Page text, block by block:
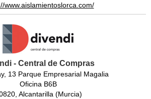
www.aislamientoslorca.com/
- Central de Compras
13 Parque Empresarial Magalia
Oficina B6B
Alcantarilla (Murcia)